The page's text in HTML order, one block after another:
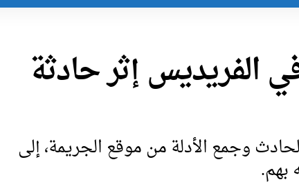
الفريديس إثر حادثة
وجمع الأدلة من موقع الجريمة، إلى
بهم.